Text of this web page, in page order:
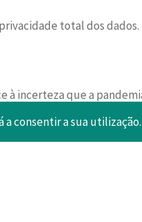
total dos dados.
incerteza que a
a digitalização que
a consentir a sua utilização.